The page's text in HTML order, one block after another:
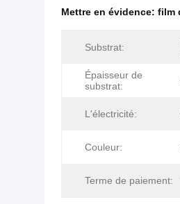
Mettre en évidence: film
Substrat:
Épaisseur de
substrat:
L'électricité:
Couleur:
Terme de paiement: